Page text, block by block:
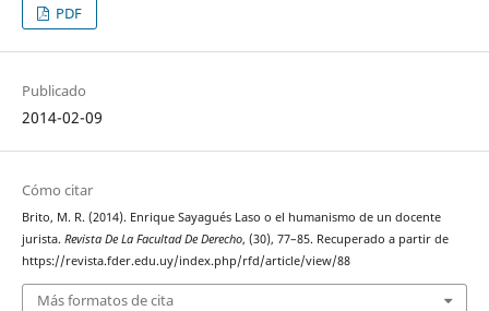
PDF
Publicado
2014-02-09
Cómo citar
Brito, M. R. (2014). Enrique Sayagués Laso o el humanismo de un docente
jurista. Revista De La Facultad De Derecho, (30), 77–85. Recuperado a partir de
https://revista.fder.edu.uy/index.php/rfd/article/view/88
Más formatos de cita